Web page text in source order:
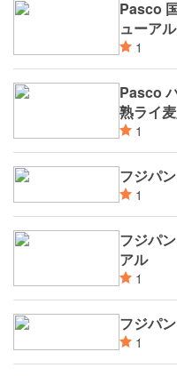
Pasco 国産小麦 クロワッサン 4個入 リニ
ューアル
1
Pasco バラエティブレッド シリーズ 超
1
1
フジパン 生めろんぱんしょこら リニュー
アル
1
1